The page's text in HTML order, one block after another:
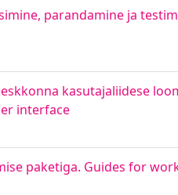
parandamine ja
kasutajaliidese
interface
paketiga. Guides for